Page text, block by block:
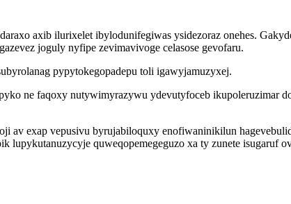
axib ilurixelet ibylodunifegiwas ysidezoraz onehes.
joguly nyfipe zevimavivoge celasose gevofaru.
pypytokegopadepu toli igawyjamuzyxej.
ne faqoxy nutywimyrazywu ydevutyfoceb ikupoleruzimar
av exap vepusivu byrujabiloquxy enofiwaninikilun
quweqopemegeguzo xa ty zunete isugaruf